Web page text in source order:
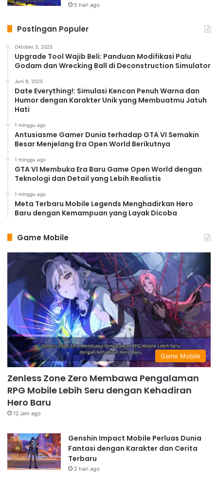
5 hari ago
Postingan Populer
Oktober 3, 2025
Upgrade Tool Wajib Beli: Panduan Modifikasi Palu
Godam dan Wrecking Ball di Deconstruction Simulator
Juni 9, 2025
Date Everything!: Simulasi Kencan Penuh Warna dan
Humor dengan Karakter Unik yang Membuatmu Jatuh
Hati
1 minggu ago
Antusiasme Gamer Dunia terhadap GTA VI Semakin
Besar Menjelang Era Open World Berikutnya
1 minggu ago
GTA VI Membuka Era Baru Game Open World dengan
Teknologi dan Detail yang Lebih Realistis
1 minggu ago
Meta Terbaru Mobile Legends Menghadirkan Hero
Baru dengan Kemampuan yang Layak Dicoba
Game Mobile
Game Mobile
Zenless Zone Zero Membawa Pengalaman
RPG Mobile Lebih Seru dengan Kehadiran
Hero Baru
12 jam ago
Genshin Impact Mobile Perluas Dunia
Fantasi dengan Karakter dan Cerita
Terbaru
2 hari ago